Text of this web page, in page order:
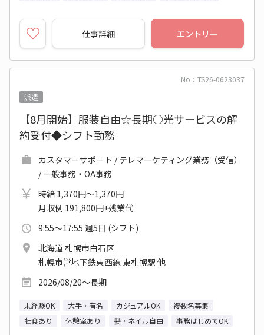
仕事詳細 エントリー
No：TS26-0623037
派遣
【8月開始】服装自由☆長期○光サービスの解
約受付◆シフト勤務
カスタマーサポート / テレマーケティング業務（受信）
/ 一般事務・OA事務
時給 1,370円～1,370円
月収例 191,800円+残業代
9:55～17:55 週5日 (シフト)
北海道 札幌市白石区
札幌市営地下鉄東西線 東札幌駅 他
2026/08/20～長期
未経験OK 大手・有名 カジュアルOK
複数名募集
社食あり
休憩室あり 髪・ネイル自由 事務はじめてOK